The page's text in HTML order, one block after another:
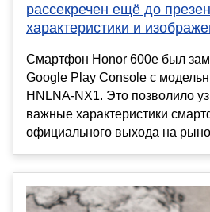
рассекречен ещё до
характеристики и
Смартфон Honor 600e был
Google Play Console с
HNLNA-NX1. Это позволило
важные характеристики
официального выхода на